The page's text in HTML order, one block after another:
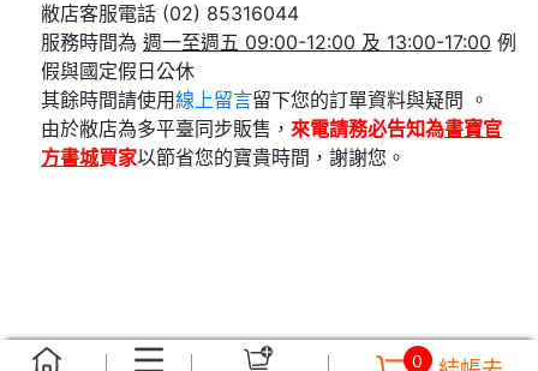
敝店客服電話 (02) 85316044
服務時間為 週一至週五 09:00-12:00 及 13:00-17:00 例
假與國定假日公休
其餘時間請使用線上留言
留下您的訂單資料與疑問 。
由於敝店為多平臺同步販售， 來電請務必告知為書寶官
方書城買家以節省您的寶貴時間，謝謝您。
0